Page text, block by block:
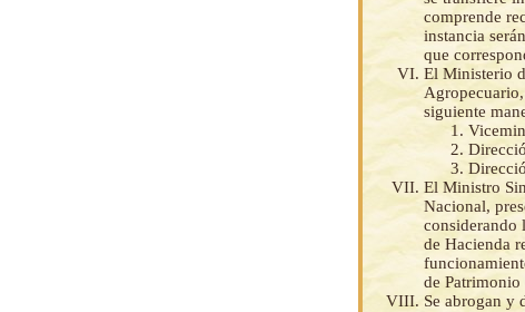
comprende
instancia
que
El Ministerio
siguiente
El Ministro
Nacional,
considerando
de Hacienda
de Patrimonio
Se abrogan y